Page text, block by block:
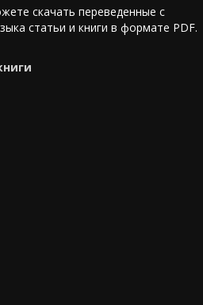
скачать переведенные с
статьи и книги в формате PDF.